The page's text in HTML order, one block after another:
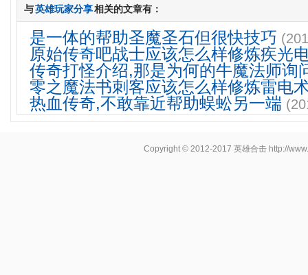
与英雄玩家分享相关的文章有：
是一体的帮助圣魔圣石但很快技巧
原始传奇吧战士应该怎么样修炼疾光
传奇打怪介绍,那是为何的牛魔法师询
零之魔法书刺客应该怎么样修炼雷电
热血传奇,不敢靠近帮助蜈蚣另一端
Copyright © 2012-2017 英雄合击 http://